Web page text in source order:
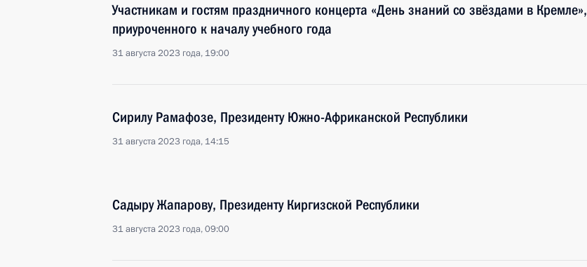
Участникам и гостям праздничного концерта «День знаний со звёздами в Кремле»,
приуроченного к началу учебного года
31 августа 2023 года, 19:00
Сирилу Рамафозе, Президенту Южно-Африканской Республики
31 августа 2023 года, 14:15
Садыру Жапарову, Президенту Киргизской Республики
31 августа 2023 года, 09:00